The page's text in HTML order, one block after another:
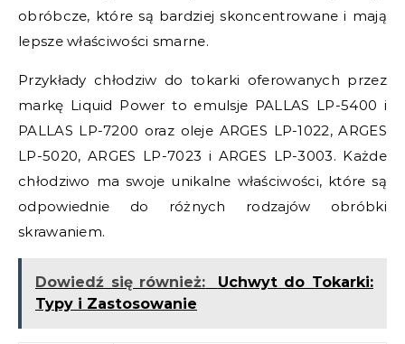
obróbcze, które są bardziej skoncentrowane i mają
lepsze właściwości smarne.
Przykłady chłodziw do tokarki oferowanych przez
markę Liquid Power to emulsje PALLAS LP-5400 i
PALLAS LP-7200 oraz oleje ARGES LP-1022, ARGES
LP-5020, ARGES LP-7023 i ARGES LP-3003. Każde
chłodziwo ma swoje unikalne właściwości, które są
odpowiednie do różnych rodzajów obróbki
skrawaniem.
Dowiedź się również:
Uchwyt do Tokarki:
Typy i Zastosowanie